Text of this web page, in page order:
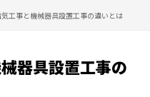
工事と機械器具設置工事の違いとは
器具設置工事の